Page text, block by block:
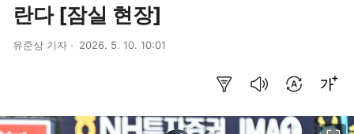
란다 [잠실 현장]
유준상 기자 2026. 5. 10. 10:01